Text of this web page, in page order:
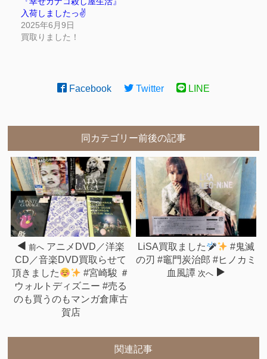
入荷しましたっ✌️
2025年6月9日
買取りました！
Facebook Twitter LINE
同カテゴリー前後の記事
前へ アニメDVD／洋楽
CD／音楽DVD買取らせて
頂きました
#宮崎駿 ＃
ウォルトディズニー #売る
のも買うのもマンガ倉庫古
賀店
LiSA買取ました
#鬼滅
の刃 #竈門炭治郎 #ヒノカミ
血風譚 次へ
関連記事